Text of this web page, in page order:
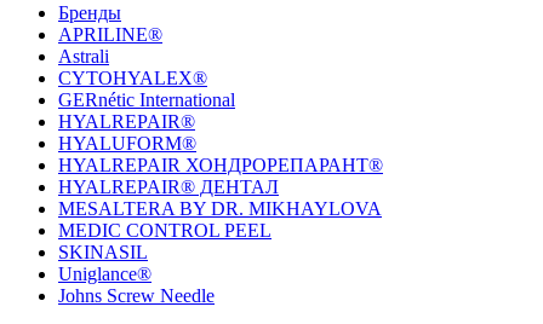
Бренды
APRILINE®
Astrali
CYTOHYALEX®
GERnétic International
HYALREPAIR®
HYALUFORM®
HYALREPAIR ХОНДРОРЕПАРАНТ®
HYALREPAIR® ДЕНТАЛ
MESALTERA BY DR. MIKHAYLOVA
MEDIC CONTROL PEEL
SKINASIL
Uniglance®
Johns Screw Needle